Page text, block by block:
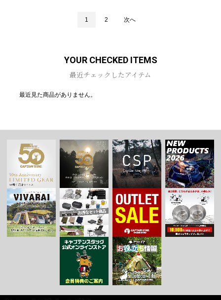
1 2 次へ
YOUR CHECKED ITEMS
最近チェックしたアイテム
最近見た商品がありません。